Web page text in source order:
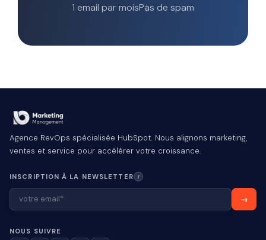
1 email par moisPas de spam
Agence RevOps spécialisée HubSpot. Nous alignons marketing,
ventes et service pour accélérer votre croissance.
INSCRIPTION À LA NEWSLETTER I
NOUS SUIVRE